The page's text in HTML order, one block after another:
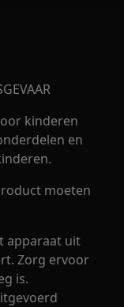
kinderen
en
moeten
apparaat uit
Zorg ervoor
is.